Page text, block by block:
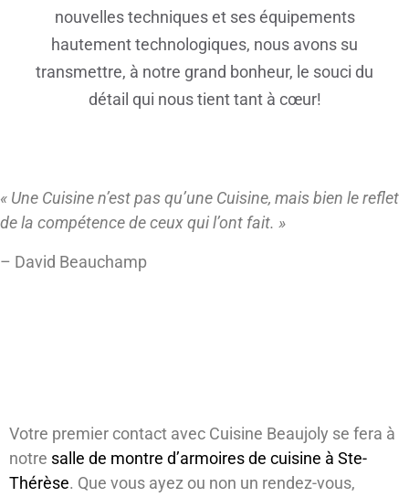
nouvelles techniques et ses équipements
hautement technologiques, nous avons su
transmettre, à notre grand bonheur, le souci du
détail qui nous tient tant à cœur!
« Une Cuisine n’est pas qu’une Cuisine, mais bien le reflet
de la compétence de ceux qui l’ont fait. »
– David Beauchamp
Votre premier contact avec Cuisine Beaujoly se fera à
notre salle de montre d’armoires de cuisine à Ste-
Thérèse. Que vous ayez ou non un rendez-vous,